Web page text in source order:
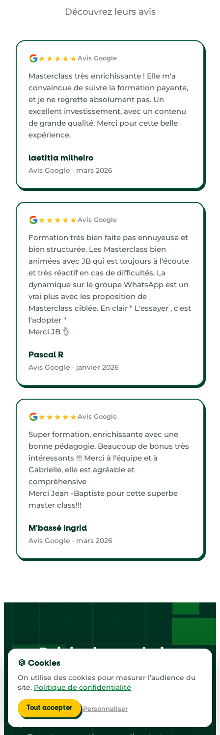
Découvrez leurs avis
★★★★★Avis Google
Masterclass très enrichissante ! Elle m'a
convaincue de suivre la formation payante,
et je ne regrette absolument pas. Un
excellent investissement, avec un contenu
de grande qualité. Merci pour cette belle
expérience.
laetitia milheiro
Avis Google · mars 2026
★★★★★Avis Google
Formation très bien faite pas ennuyeuse et
bien structurée. Les Masterclass bien
animées avec JB qui est toujours à l'écoute
et très réactif en cas de difficultés. La
dynamique sur le groupe WhatsApp est un
vrai plus avec les proposition de
Masterclass ciblée. En clair " L'essayer , c'est
l'adopter "
Merci JB 👌
Pascal R
Avis Google · janvier 2026
★★★★★Avis Google
Super formation, enrichissante avec une
bonne pédagogie. Beaucoup de bonus très
intéressants !!! Merci à l'équipe et à
Gabrielle, elle est agréable et
compréhensive
Merci Jean -Baptiste pour cette superbe
master class!!!
M'bassé Ingrid
Avis Google · mars 2026
Rejoins la prochaine
en direct et 100 %
Chaque semaine, JB anime un cours live
🍪 Cookies
On utilise des cookies pour mesurer l’audience du
site. Politique de confidentialité
Tout accepter Personnaliser